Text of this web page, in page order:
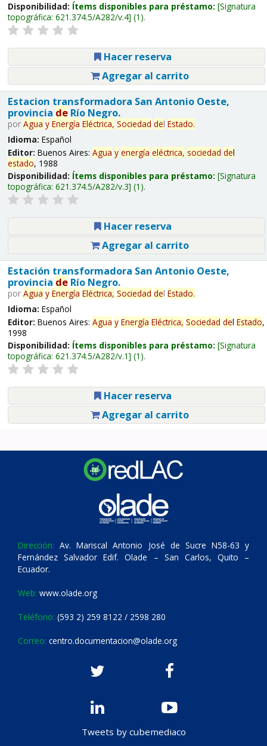
Disponibilidad: Ítems disponibles para préstamo: Signatura
topográfica: 621.374.5/A282/v.4 (1).
Hacer reserva
Agregar al carrito
Estacion transformadora San Antonio Oeste,
provincia deRío Negro.
por Agua y Energía Eléctrica, Sociedad del Estado.
Idioma: Español
Editor: Buenos Aires: Agua y energía eléctrica, sociedad del
estado, 1988
Disponibilidad: Ítems disponibles para préstamo: Signatura
topográfica: 621.374.5/A282/v.3 (1).
Hacer reserva
Agregar al carrito
Estación transformadora San Antonio Oeste,
provincia deRío Negro.
por Agua y Energía Eléctrica, Sociedad del Estado.
Idioma: Español
Editor: Buenos Aires: Agua y Energía Eléctrica, Sociedad del Estado,
1998
Disponibilidad: Ítems disponibles para préstamo: Signatura
topográfica: 621.374.5/A282/v.1 (1).
Hacer reserva
Agregar al carrito
Dirección: Av. Mariscal Antonio José de Sucre N58-63 y
Fernández Salvador Edif. Olade – San Carlos, Quito –
Ecuador.
Web: www.olade.org
Teléfono: (593 2) 259 8122 / 2598 280
Correo: centro.documentacion@olade.org
Tweets by cubemediaco